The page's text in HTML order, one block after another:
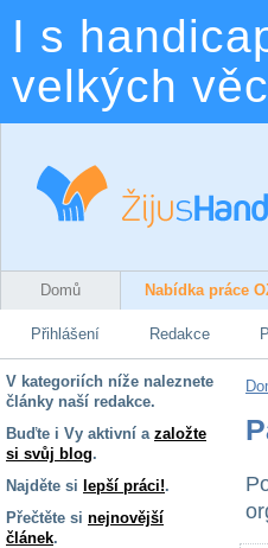
I s
velkých
Domů Nabídka práce
Přihlášení Redakce
V kategoriích níže naleznete
články naší redakce.
Buďte i Vy aktivní a založte
si svůj blog.
Najděte si lepší práci!.
Přečtěte si nejnovější
článek.